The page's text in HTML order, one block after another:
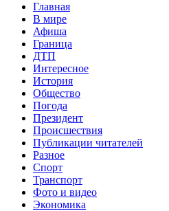
Главная
В мире
Афиша
Граница
ДТП
Интересное
История
Общество
Погода
Президент
Происшествия
Публикации читателей
Разное
Спорт
Транспорт
Фото и видео
Экономика